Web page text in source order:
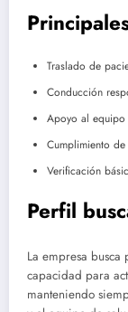
Traslado de
Conducción
Apoyo al equipo
Cumplimiento
Verificación
Perfil
La empresa busca
capacidad para
manteniendo